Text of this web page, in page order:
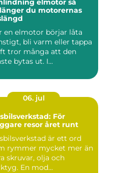
elmotor så
du motorernas
en elmotor börjar låta
bli varm eller tappa
tror många att den
bytas ut. I...
06. jul
För
resor året runt
är ett ord
rymmer mycket mer än
skruvar, olja och
En mod...